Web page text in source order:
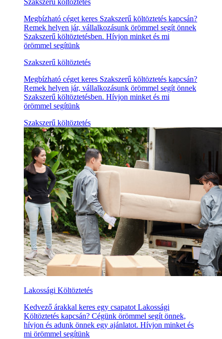
Szakszerű költöztetés
Megbízható céget keres Szakszerű költöztetés kapcsán?
Remek helyen jár, vállalkozásunk örömmel segít önnek
Szakszerű költöztetésben. Hívjon minket és mi
örömmel segítünk
Szakszerű költöztetés
Megbízható céget keres Szakszerű költöztetés kapcsán?
Remek helyen jár, vállalkozásunk örömmel segít önnek
Szakszerű költöztetésben. Hívjon minket és mi
örömmel segítünk
Szakszerű költöztetés
Lakossági Költöztetés
Kedvező árakkal keres egy csapatot Lakossági
Költöztetés kapcsán? Cégünk örömmel segít önnek,
hívjon és adunk önnek egy ajánlatot. Hívjon minket és
mi örömmel segítünk